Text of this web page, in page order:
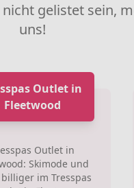
gelistet sein,
uns!
Outlet in
Fleetwood
Outlet in
Skimode und
im Tresspas